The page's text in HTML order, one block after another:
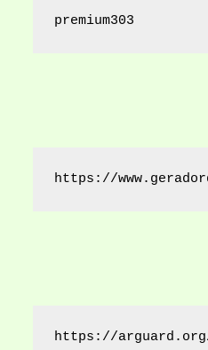
premium303
https://
https://